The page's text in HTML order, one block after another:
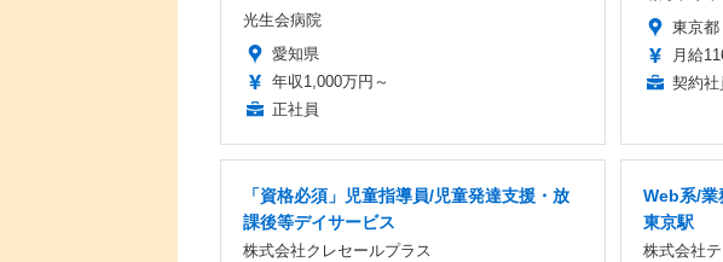
光生会病院
愛知県
年収1,000万円～
正社員
東京都
月給
契約社
「資格必須」児童指導員/児童発達支援・放
課後等デイサービス
株式会社クレセールプラス
Web系/業
東京駅
株式会社